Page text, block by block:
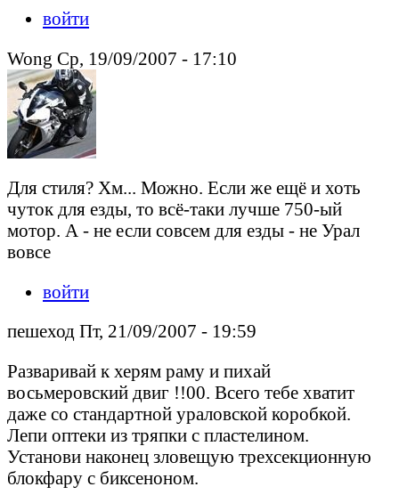
войти
Wong Ср, 19/09/2007 - 17:10
Для стиля? Хм... Можно. Если же ещё и хоть
чуток для езды, то всё-таки лучше 750-ый
мотор. А - не если совсем для езды - не Урал
вовсе
войти
пешеход Пт, 21/09/2007 - 19:59
Разваривай к херям раму и пихай
восьмеровский двиг !!00. Всего тебе хватит
даже со стандартной ураловской коробкой.
Лепи оптеки из тряпки с пластелином.
Установи наконец зловещую трехсекционную
блокфару с биксеноном.